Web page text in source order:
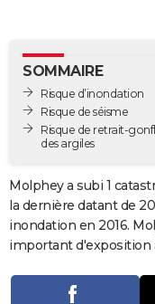
GUIDES D'ACHAT
BONS PLANS
CARTE DE VOEUX
Dictionnaire
Biographies
Citations
Expressions
Proverbes
PROGRAMME TV
COPAINS D'AVANT
S'inscrire
Se connecter
Lycées
Collèges
Primaires
Universités
Entreprises
Service militaire
Avis de recherche
AVIS DE DÉCÈS
SOMMAIRE
Risque d’inondation
Risque de séisme
Risque de retrait-
des argiles
Molphey a subi 1
la dernière datant de
inondation en 2016.
important d'exposition